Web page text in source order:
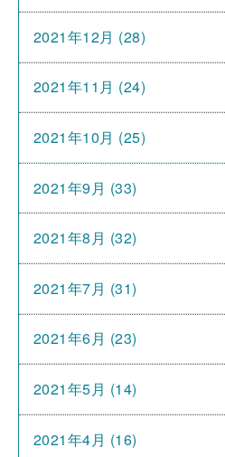
2021年12月 (28)
2021年11月 (24)
2021年10月 (25)
2021年9月 (33)
2021年8月 (32)
2021年7月 (31)
2021年6月 (23)
2021年5月 (14)
2021年4月 (16)